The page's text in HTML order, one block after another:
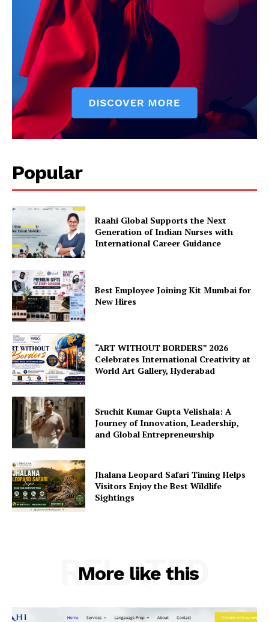
Popular
Raahi Global Supports the Next
Generation of Indian Nurses with
International Career Guidance
Best Employee Joining Kit Mumbai for
New Hires
“ART WITHOUT BORDERS” 2026
Celebrates International Creativity at
World Art Gallery, Hyderabad
Sruchit Kumar Gupta Velishala: A
Journey of Innovation, Leadership,
and Global Entrepreneurship
Jhalana Leopard Safari Timing Helps
Visitors Enjoy the Best Wildlife
Sightings
More like this
RELATED